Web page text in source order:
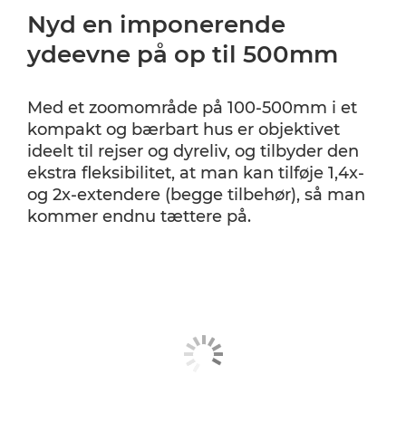
Nyd en imponerende
ydeevne på op til 500mm
Med et zoomområde på 100-500mm i et
kompakt og bærbart hus er objektivet
ideelt til rejser og dyreliv, og tilbyder den
ekstra fleksibilitet, at man kan tilføje 1,4x-
og 2x-extendere (begge tilbehør), så man
kommer endnu tættere på.